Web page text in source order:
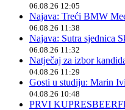
06.08.26 12:05
Najava: Treći BMW
06.08.26 11:38
Najava: Sutra sjednica
06.08.26 11:32
Natječaj za izbor
04.08.26 11:29
Gosti u studiju: Marin
04.08.26 10:48
PRVI